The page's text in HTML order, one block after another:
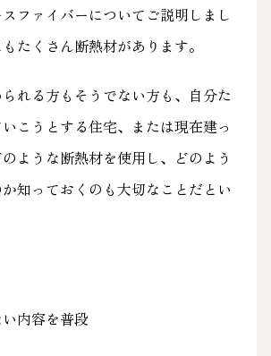
ファイバーについてご説明しまし
たくさん断熱材があります。
れる方もそうでない方も、自分た
こうとする住宅、または現在建っ
ような断熱材を使用し、どのよう
知っておくのも大切なことだとい
内容を普段